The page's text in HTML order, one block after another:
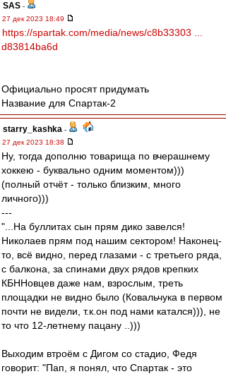
SAS -
27 дек 2023 18:49
https://spartak.com/media/news/c8b33303 ...
d83814ba6d
Официально просят придумать
Название для Спартак-2
starry_kashka -
27 дек 2023 18:38
Ну, тогда дополню товарища по вчерашнему
хоккею - буквально одним моментом)))
(полный отчёт - только близким, много
личного)))
---
"...На буллитах сын прям дико завелся!
Николаев прям под нашим сектором! Наконец-
то, всё видно, перед глазами - с третьего ряда,
с балкона, за спинами двух рядов крепких
КБННовцев даже нам, взрослым, треть
площадки не видно было (Ковальчука в первом
почти не видели, т.к.он под нами катался))), не
то что 12-летнему пацану ..)))
Выходим втроём с Дигом со стадио, Федя
говорит: "Пап, я понял, что Спартак - это